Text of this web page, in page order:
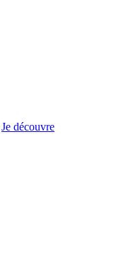
Je découvre